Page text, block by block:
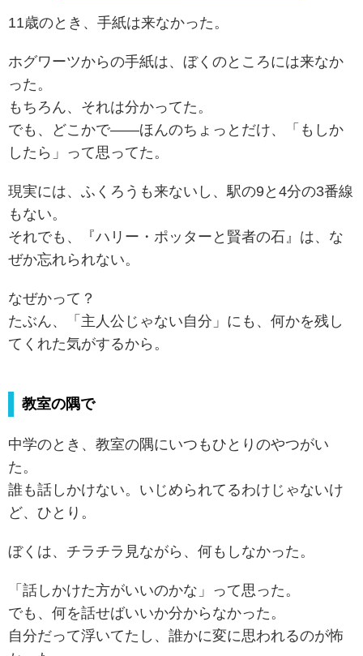
11歳のとき、手紙は来なかった。
ホグワーツからの手紙は、ぼくのところには来なか
った。
もちろん、それは分かってた。
でも、どこかで――ほんのちょっとだけ、「もしか
したら」って思ってた。
現実には、ふくろうも来ないし、駅の9と4分の3番線
もない。
それでも、『ハリー・ポッターと賢者の石』は、な
ぜか忘れられない。
なぜかって？
たぶん、「主人公じゃない自分」にも、何かを残し
てくれた気がするから。
教室の隅で
中学のとき、教室の隅にいつもひとりのやつがい
た。
誰も話しかけない。いじめられてるわけじゃないけ
ど、ひとり。
ぼくは、チラチラ見ながら、何もしなかった。
「話しかけた方がいいのかな」って思った。
でも、何を話せばいいか分からなかった。
自分だって浮いてたし、誰かに変に思われるのが怖